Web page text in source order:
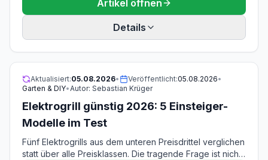
Gerät liegt mehr als der Faktor zwei, während sich die
Grillfläche nur um 14 Prozent unterscheidet. Dazu
Kabellängen, Leistungsaufnahme am 16-Ampere-
Artikel öffnen
Details
Aktualisiert:05.08.2026• Veröffentlicht:05.08.2026•
Garten & DIY•Autor: Sebastian Krüger
Elektrogrill günstig 2026: 5 Einsteiger-
Modelle im Test
Fünf Elektrogrills aus dem unteren Preisdrittel verglichen
statt über alle Preisklassen. Die tragende Frage ist nicht,